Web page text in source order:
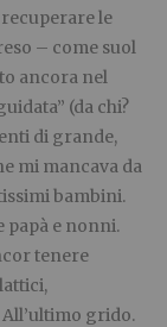
le
– come suol
ancora nel
(da chi?
di grande,
mi mancava da
bambini.
papà e nonni.
tenere
grido.